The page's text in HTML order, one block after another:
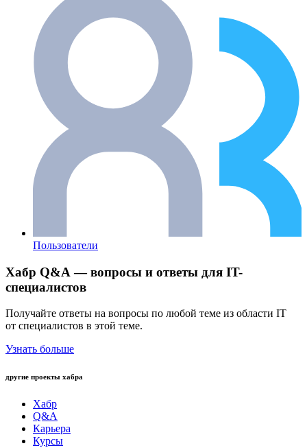
Пользователи
Хабр Q&A — вопросы и ответы для IT-
специалистов
Получайте ответы на вопросы по любой теме из области IT
от специалистов в этой теме.
Узнать больше
другие проекты хабра
Хабр
Q&A
Карьера
Курсы